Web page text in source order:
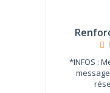
*INFOS :